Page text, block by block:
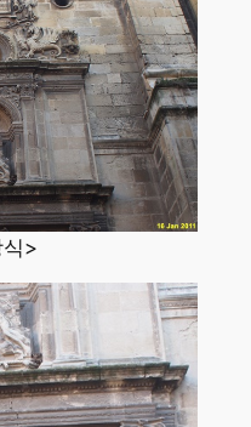
>